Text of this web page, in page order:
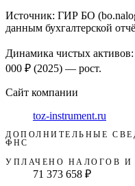
Источник: ГИР БО
данным бухгалтерской
Динамика чистых активов:
000 ₽ (2025) — рост.
Сайт компании
toz-instrument.ru
ДОПОЛНИТЕЛЬНЫЕ
ФНС
УПЛАЧЕНО НАЛОГОВ И
71 373 658 ₽